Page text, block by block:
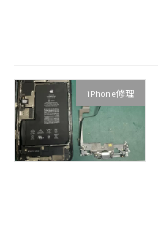
iPhone修理